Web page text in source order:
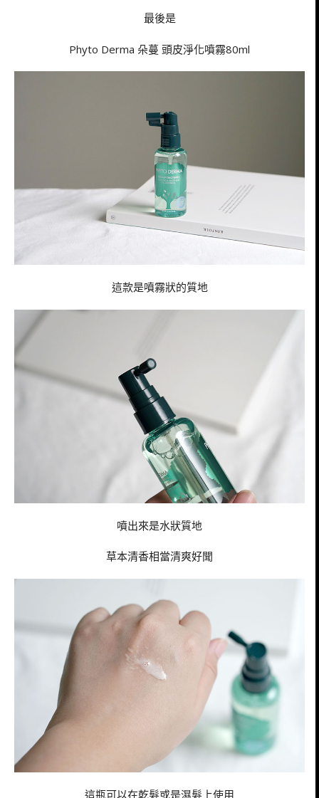
最後是
Phyto Derma 朵蔓 頭皮淨化噴霧80ml
這款是噴霧狀的質地
噴出來是水狀質地
草本清香相當清爽好聞
這瓶可以在乾髮或是濕髮上使用